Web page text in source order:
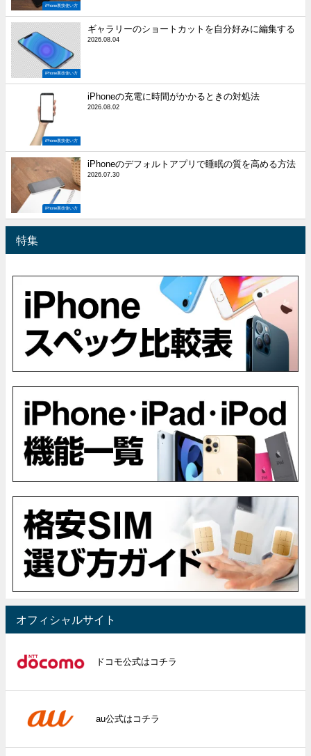
iPhone裏技使い方
iPhone裏技使い方
ギャラリーのショートカットを自分好みに編集する
2026.08.04
iPhone裏技使い方
iPhoneの充電に時間がかかるときの対処法
2026.08.02
iPhone裏技使い方
iPhoneのデフォルトアプリで睡眠の質を高める方法
2026.07.30
特集
オフィシャルサイト
ドコモ公式はコチラ
au公式はコチラ